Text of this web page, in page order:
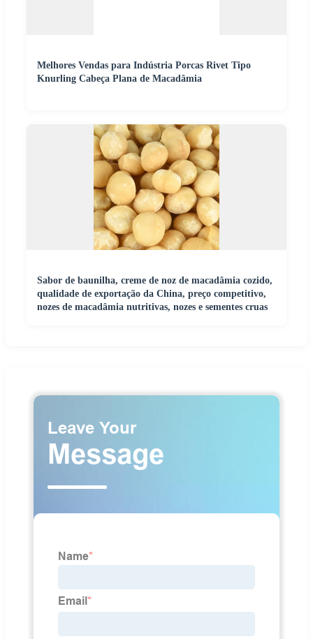
Melhores Vendas para Indústria Porcas Rivet Tipo
Knurling Cabeça Plana de Macadâmia
Sabor de baunilha, creme de noz de macadâmia cozido,
qualidade de exportação da China, preço competitivo,
nozes de macadâmia nutritivas, nozes e sementes cruas